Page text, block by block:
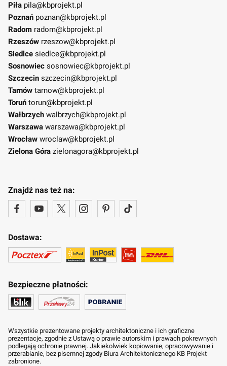
Piła pila@kbprojekt.pl
Poznań poznan@kbprojekt.pl
Radom radom@kbprojekt.pl
Rzeszów rzeszow@kbprojekt.pl
Siedlce siedlce@kbprojekt.pl
Sosnowiec sosnowiec@kbprojekt.pl
Szczecin szczecin@kbprojekt.pl
Tarnów tarnow@kbprojekt.pl
Toruń torun@kbprojekt.pl
Wałbrzych walbrzych@kbprojekt.pl
Warszawa warszawa@kbprojekt.pl
Wrocław wroclaw@kbprojekt.pl
Zielona Góra zielonagora@kbprojekt.pl
Znajdź nas też na:
Dostawa:
Bezpieczne płatności:
Wszystkie prezentowane projekty architektoniczne i ich graficzne
prezentacje, zgodnie z Ustawą o prawie autorskim i prawach pokrewnych
podlegają ochronie prawnej. Jakiekolwiek kopiowanie, opracowywanie i
przerabianie, bez pisemnej zgody Biura Architektonicznego KB Projekt
zabronione.